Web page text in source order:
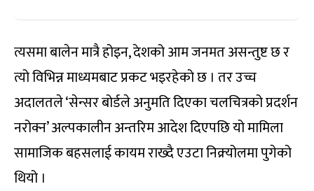
त्यसमा बालेन मात्रै होइन, देशको आम जनमत असन्तुष्ट छ र
त्यो विभिन्न माध्यमबाट प्रकट भइरहेको छ । तर उच्च
अदालतले ‘सेन्सर बोर्डले अनुमति दिएका चलचित्रको प्रदर्शन
नरोक्न’ अल्पकालीन अन्तरिम आदेश दिएपछि यो मामिला
सामाजिक बहसलाई कायम राख्दै एउटा निक्र्योलमा पुगेको
थियो ।